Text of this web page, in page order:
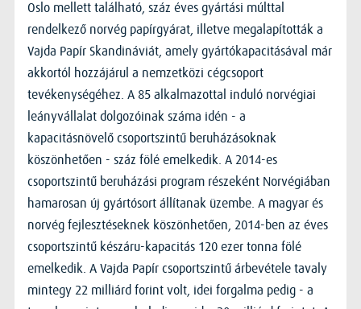
Oslo mellett található, száz éves gyártási múlttal
rendelkező norvég papírgyárat, illetve megalapították a
Vajda Papír Skandináviát, amely gyártókapacitásával már
akkortól hozzájárul a nemzetközi cégcsoport
tevékenységéhez. A 85 alkalmazottal induló norvégiai
leányvállalat dolgozóinak száma idén - a
kapacitásnövelő csoportszintű beruházásoknak
köszönhetően - száz fölé emelkedik. A 2014-es
csoportszintű beruházási program részeként Norvégiában
hamarosan új gyártósort állítanak üzembe. A magyar és
norvég fejlesztéseknek köszönhetően, 2014-ben az éves
csoportszintű készáru-kapacitás 120 ezer tonna fölé
emelkedik. A Vajda Papír csoportszintű árbevétele tavaly
mintegy 22 milliárd forint volt, idei forgalma pedig - a